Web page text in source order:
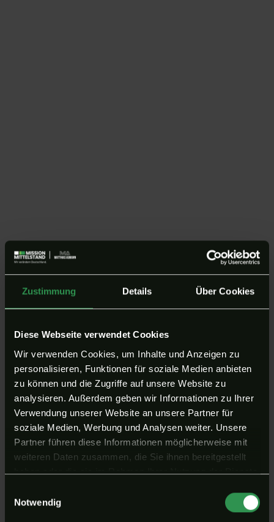
Zustimmung Details Über Cookies
Diese Webseite verwendet Cookies
Wir verwenden Cookies, um Inhalte und Anzeigen zu
personalisieren, Funktionen für soziale Medien anbieten
zu können und die Zugriffe auf unsere Website zu
analysieren. Außerdem geben wir Informationen zu Ihrer
Verwendung unserer Website an unsere Partner für
soziale Medien, Werbung und Analysen weiter. Unsere
Partner führen diese Informationen möglicherweise mit
weiteren Daten zusammen, die Sie ihnen bereitgestellt
haben oder die sie im Rahmen Ihrer Nutzung der Dienste
akzeptieren“ erlaubt uns diese Datenverarbeitung sowie
die Weitergabe an Drittanbieter (auch in Drittländern)
Notwendig